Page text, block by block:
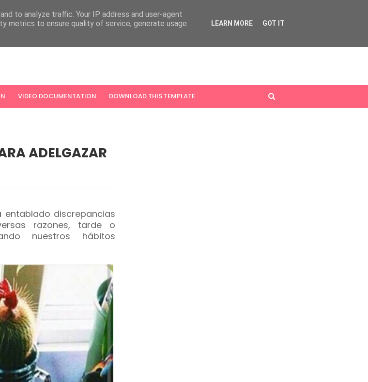
VIDEO DOCUMENTATION DOWNLOAD THIS TEMPLATE
ADELGAZAR
discrepancias
razones, tarde o
nuestros hábitos
to analyze traffic. Your IP address and user-agent
metrics to ensure quality of service, generate usage
LEARN MORE GOT IT